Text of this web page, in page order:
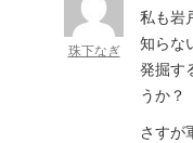
珠下なぎ
私も岩
知らな
発掘す
うか？
さすが